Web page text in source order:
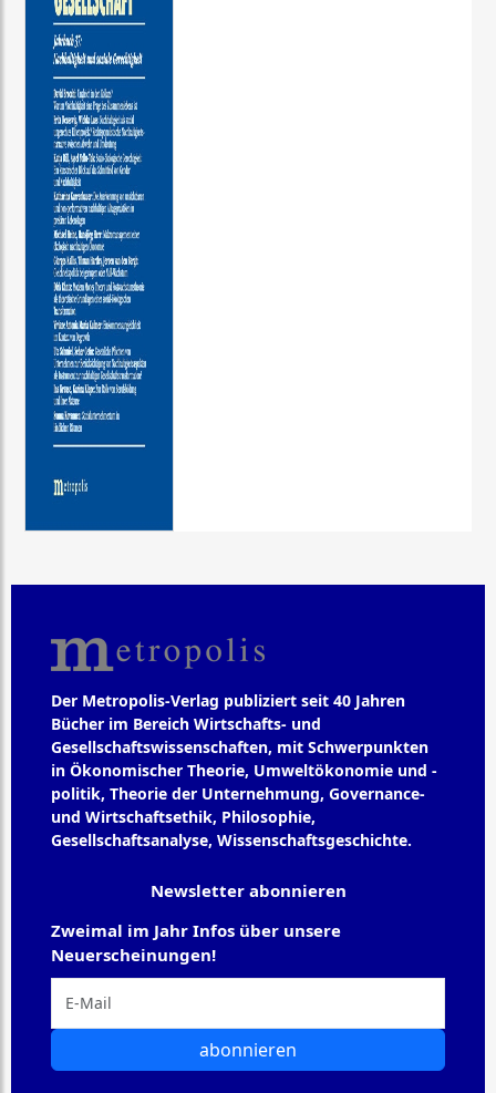
Der Metropolis-Verlag publiziert seit 40 Jahren
Bücher im Bereich Wirtschafts- und
Gesellschaftswissenschaften, mit Schwerpunkten
in Ökonomischer Theorie, Umweltökonomie und -
politik, Theorie der Unternehmung, Governance-
und Wirtschaftsethik, Philosophie,
Gesellschaftsanalyse, Wissenschaftsgeschichte.
Newsletter abonnieren
Zweimal im Jahr Infos über unsere
Neuerscheinungen!
abonnieren